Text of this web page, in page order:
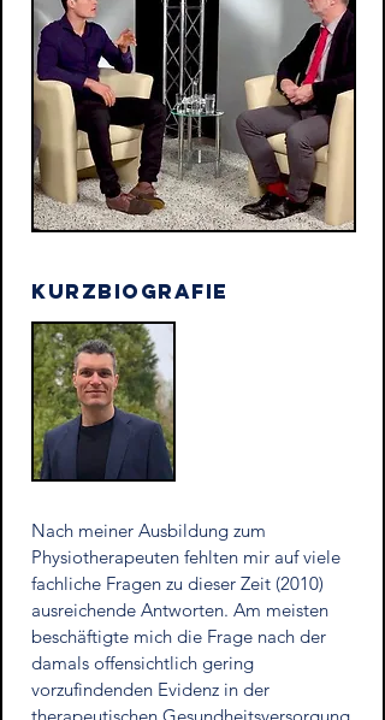
Kurzbiografie
Nach meiner Ausbildung zum
Physiotherapeuten fehlten mir auf viele
fachliche Fragen zu dieser Zeit (2010)
ausreichende Antworten. Am meisten
beschäftigte mich die Frage nach der
damals offensichtlich gering
vorzufindenden Evidenz in der